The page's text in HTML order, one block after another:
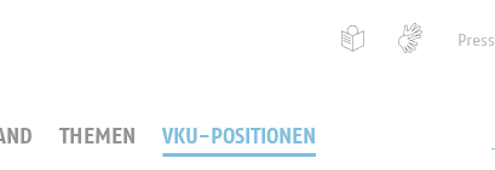
THEMEN VKU-POSITIONEN